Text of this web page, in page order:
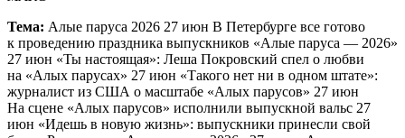
Тема: Алые паруса 2026 27 июн В Петербурге все готово
к проведению праздника выпускников «Алые паруса — 2026»
27 июн «Ты настоящая»: Леша Покровский спел о любви
на «Алых парусах» 27 июн «Такого нет ни в одном штате»:
журналист из США о масштабе «Алых парусов» 27 июн
На сцене «Алых парусов» исполнили выпускной вальс 27
июн «Идешь в новую жизнь»: выпускники принесли свой